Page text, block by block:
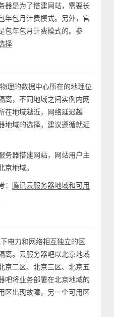
器是为了搭建网站，需要长
年包月计费模式。另外，官
包年包月计费模式的。参
择
理的数据中心所在的地理位
离，不同地域之间实例内网
在地域越近，网络延迟越
地域的选择，建议遵循就近
务器搭建网站，网站用户主
地域。
：腾讯云服务器地域和可用
电力和网络相互独立的区
离。云服务器吧以北京地域
京二区、北京三区、北京五
吧将业务部署在北京地域的
区出现故障，另一个可用区